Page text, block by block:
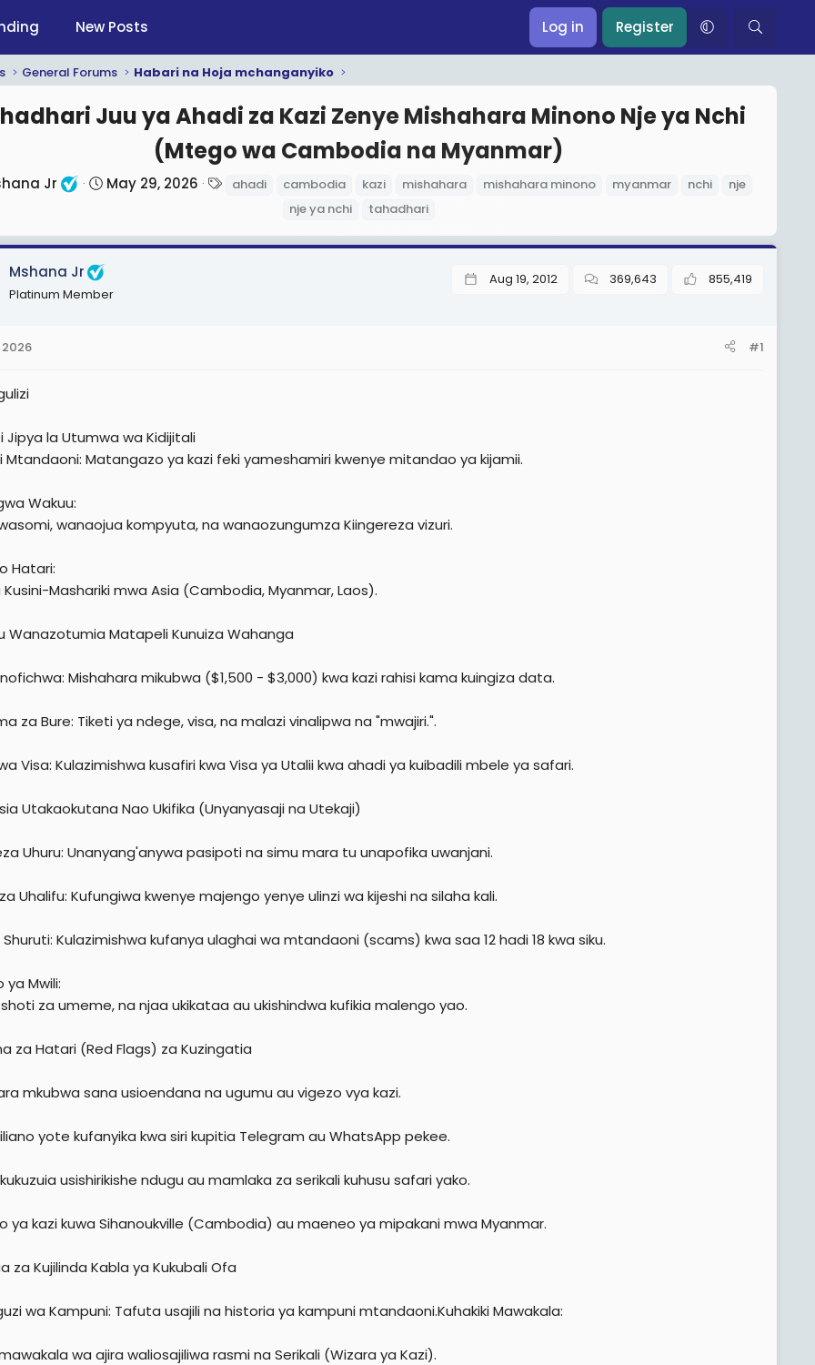
New Posts Log in Register
General Forums Habari na Hoja mchanganyiko
Juu ya Ahadi za Kazi Zenye Mishahara Minono Nje ya Nchi
(Mtego wa Cambodia na Myanmar)
Jr
S
r
d
May 29, 2026
s
ahadi cambodia kazi mishahara mishahara minono myanmar nchi
nje
nje ya nchi
tahadhari
Mshana Jr
Platinum Member
Aug 19, 2012 369,643 855,419
#1
Jipya la Utumwa wa Kidijitali
Mtandaoni: Matangazo ya kazi feki yameshamiri kwenye mitandao ya kijamii.
Wakuu:
wanaojua kompyuta, na wanaozungumza Kiingereza vizuri.
Hatari:
Kusini-Mashariki mwa Asia (Cambodia, Myanmar, Laos).
Wanazotumia Matapeli Kunuiza Wahanga
Mishahara mikubwa ($1,500 - $3,000) kwa kazi rahisi kama kuingiza data.
za Bure: Tiketi ya ndege, visa, na malazi vinalipwa na "mwajiri.".
Visa: Kulazimishwa kusafiri kwa Visa ya Utalii kwa ahadi ya kuibadili mbele ya safari.
Utakaokutana Nao Ukifika (Unyanyasaji na Utekaji)
Uhuru: Unanyang'anywa pasipoti na simu mara tu unapofika uwanjani.
Uhalifu: Kufungiwa kwenye majengo yenye ulinzi wa kijeshi na silaha kali.
Shuruti: Kulazimishwa kufanya ulaghai wa mtandaoni (scams) kwa saa 12 hadi 18 kwa siku.
ya Mwili:
za umeme, na njaa ukikataa au ukishindwa kufikia malengo yao.
za Hatari (Red Flags) za Kuzingatia
mkubwa sana usioendana na ugumu au vigezo vya kazi.
yote kufanyika kwa siri kupitia Telegram au WhatsApp pekee.
usishirikishe ndugu au mamlaka za serikali kuhusu safari yako.
ya kazi kuwa Sihanoukville (Cambodia) au maeneo ya mipakani mwa Myanmar.
za Kujilinda Kabla ya Kukubali Ofa
wa Kampuni: Tafuta usajili na historia ya kampuni mtandaoni.Kuhakiki Mawakala:
wa ajira waliosajiliwa rasmi na Serikali (Wizara ya Kazi).